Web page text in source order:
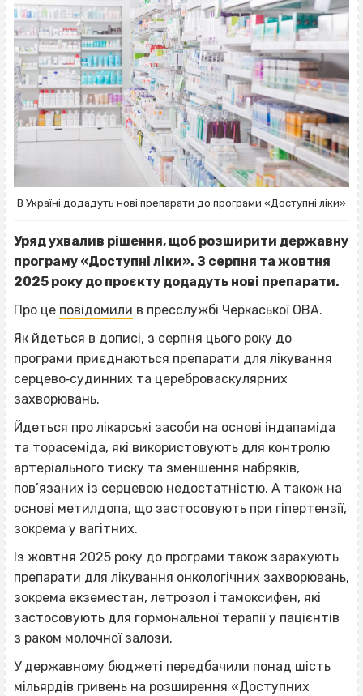
В Україні додадуть нові препарати до програми «Доступні ліки»
Уряд ухвалив рішення, щоб розширити державну
програму «Доступні ліки». З серпня та жовтня
2025 року до проєкту додадуть нові препарати.
Про це повідомили в пресслужбі Черкаської ОВА.
Як йдеться в дописі, з серпня цього року до
програми приєднаються препарати для лікування
серцево‐судинних та цереброваскулярних
захворювань.
Йдеться про лікарські засоби на основі індапаміда
та торасеміда, які використовують для контролю
артеріального тиску та зменшення набряків,
пов’язаних із серцевою недостатністю. А також на
основі метилдопа, що застосовують при гіпертензії,
зокрема у вагітних.
Із жовтня 2025 року до програми також зарахують
препарати для лікування онкологічних захворювань,
зокрема екземестан, летрозол і тамоксифен, які
застосовують для гормональної терапії у пацієнтів
з раком молочної залози.
У державному бюджеті передбачили понад шість
мільярдів гривень на розширення «Доступних